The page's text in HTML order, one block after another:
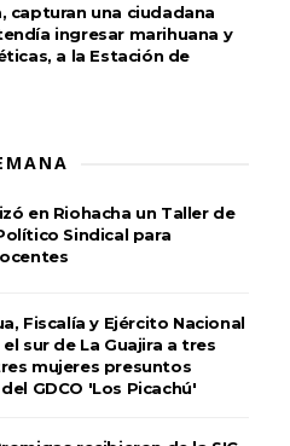
capturan una ciudadana
ingresar marihuana y
a la Estación de
en Riohacha un Taller de
Sindical para
Fiscalía y Ejército Nacional
sur de La Guajira a tres
mujeres presuntos
GDCO 'Los Picachú'